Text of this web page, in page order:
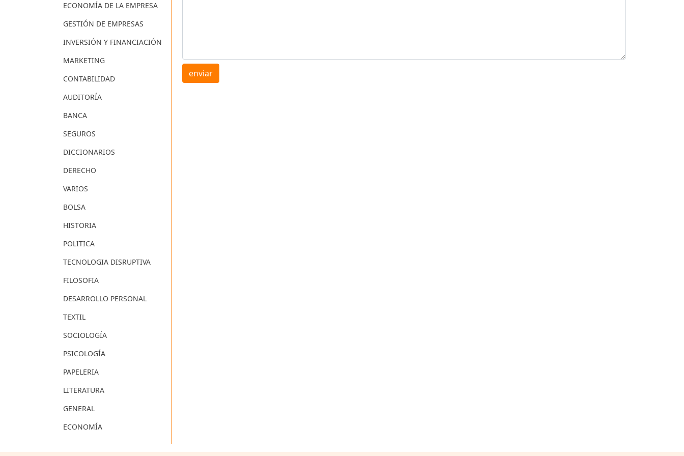
ECONOMÍA DE LA EMPRESA
GESTIÓN DE EMPRESAS
INVERSIÓN Y FINANCIACIÓN
MARKETING
CONTABILIDAD
AUDITORÍA
BANCA
SEGUROS
DICCIONARIOS
DERECHO
VARIOS
BOLSA
HISTORIA
POLITICA
TECNOLOGIA DISRUPTIVA
FILOSOFIA
DESARROLLO PERSONAL
TEXTIL
SOCIOLOGÍA
PSICOLOGÍA
PAPELERIA
LITERATURA
GENERAL
ECONOMÍA
enviar